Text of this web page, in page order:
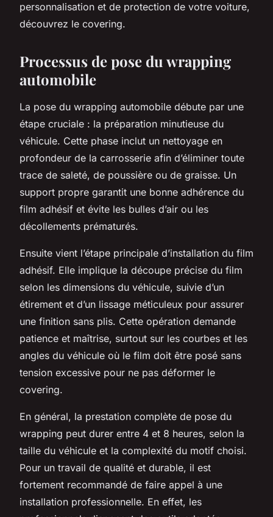
personnalisation et de protection de votre voiture,
découvrez le covering.
Processus de pose du wrapping
automobile
La pose du wrapping automobile débute par une
étape cruciale : la préparation minutieuse du
véhicule. Cette phase inclut un nettoyage en
profondeur de la carrosserie afin d’éliminer toute
trace de saleté, de poussière ou de graisse. Un
support propre garantit une bonne adhérence du
film adhésif et évite les bulles d’air ou les
décollements prématurés.
Ensuite vient l’étape principale d’installation du film
adhésif. Elle implique la découpe précise du film
selon les dimensions du véhicule, suivie d’un
étirement et d’un lissage méticuleux pour assurer
une finition sans plis. Cette opération demande
patience et maîtrise, surtout sur les courbes et les
angles du véhicule où le film doit être posé sans
tension excessive pour ne pas déformer le
covering.
En général, la prestation complète de pose du
wrapping peut durer entre 4 et 8 heures, selon la
taille du véhicule et la complexité du motif choisi.
Pour un travail de qualité et durable, il est
fortement recommandé de faire appel à une
installation professionnelle. En effet, les